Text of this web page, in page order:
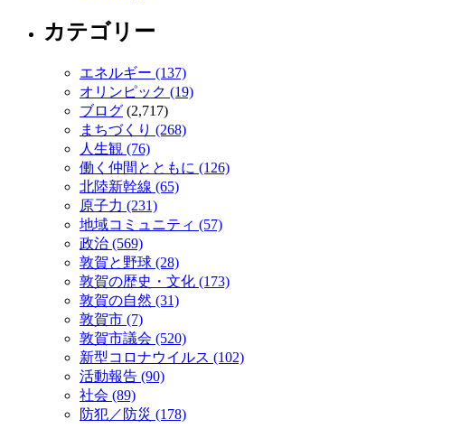
カテゴリー
エネルギー (137)
オリンピック (19)
ブログ (2,717)
まちづくり (268)
人生観 (76)
働く仲間とともに (126)
北陸新幹線 (65)
原子力 (231)
地域コミュニティ (57)
政治 (569)
敦賀と野球 (28)
敦賀の歴史・文化 (173)
敦賀の自然 (31)
敦賀市 (7)
敦賀市議会 (520)
新型コロナウイルス (102)
活動報告 (90)
社会 (89)
防犯／防災 (178)